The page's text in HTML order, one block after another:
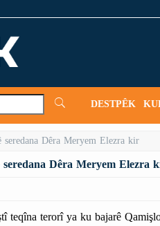
DESTPÊK
Dêra Meryem Elezra
terorî ya ku bajarê